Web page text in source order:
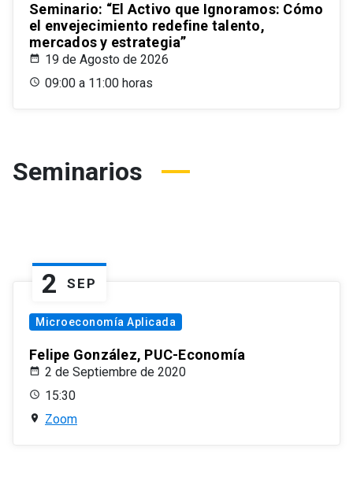
Seminario: “El Activo que Ignoramos: Cómo
el envejecimiento redefine talento,
mercados y estrategia”
19 de Agosto de 2026
09:00 a 11:00 horas
Seminarios
2 SEP
Microeconomía Aplicada
Felipe González, PUC-Economía
2 de Septiembre de 2020
15:30
Zoom